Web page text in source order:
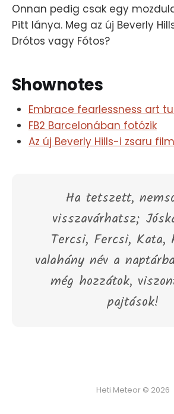
Onnan pedig csak egy
Pitt lánya. Meg az új Beverly
Drótos vagy Fótos?
Shownotes
Embrace fearlessness art
FB2 Barcelonában fotózik
Az új Beverly Hills-i zsaru
Ha tetszett,
visszavárhatsz;
Tercsi, Fercsi, Kata,
valahány név a
még hozzátok,
pajtások!
Heti Meteor © 2026